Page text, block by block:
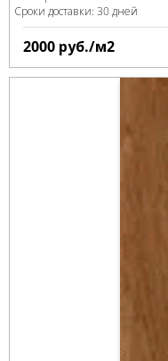
Сроки доставки: 30 дней
2000 руб./м2